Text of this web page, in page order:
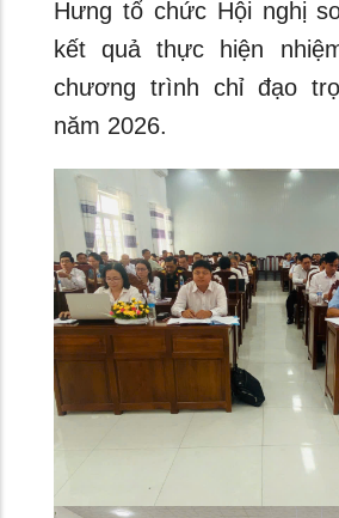
Hưng tổ chức Hội nghị
kết quả thực hiện
chương trình chỉ đạo
năm 2026.